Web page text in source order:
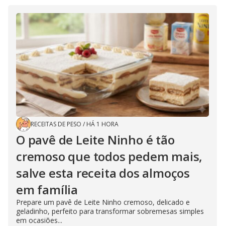
RECEITAS DE PESO / HÁ 1 HORA
O pavê de Leite Ninho é tão
cremoso que todos pedem mais,
salve esta receita dos almoços
em família
Prepare um pavê de Leite Ninho cremoso, delicado e
geladinho, perfeito para transformar sobremesas simples
em ocasiões...